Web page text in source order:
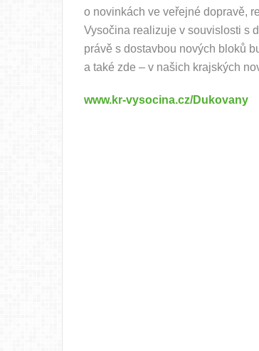
o novinkách ve veřejné dopravě,
Vysočina realizuje v souvislosti s
právě s dostavbou nových bloků
a také zde – v našich krajských
www.kr-vysocina.cz/Dukovany